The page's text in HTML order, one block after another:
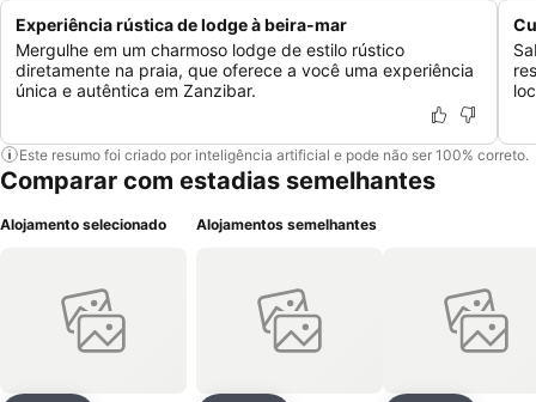
Experiência rústica de lodge à beira-mar
Mergulhe em um charmoso lodge de estilo rústico
diretamente na praia, que oferece a você uma experiência
única e autêntica em Zanzibar.
Este resumo foi criado por inteligência artificial e pode não ser 100% correto.
Comparar com estadias semelhantes
Alojamento selecionado Alojamentos semelhantes